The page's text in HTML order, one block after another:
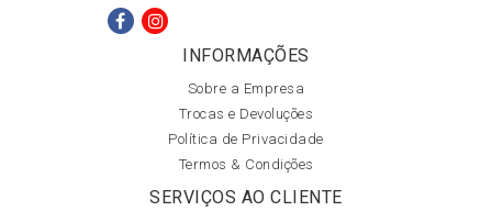
INFORMAÇÕES
Sobre a Empresa
Trocas e Devoluções
Política de Privacidade
Termos & Condições
SERVIÇOS AO CLIENTE